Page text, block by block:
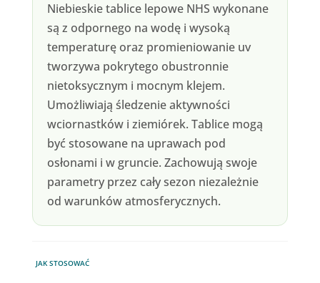
Niebieskie tablice lepowe NHS wykonane
są z odpornego na wodę i wysoką
temperaturę oraz promieniowanie uv
tworzywa pokrytego obustronnie
nietoksycznym i mocnym klejem.
Umożliwiają śledzenie aktywności
wciornastków i ziemiórek. Tablice mogą
być stosowane na uprawach pod
osłonami i w gruncie. Zachowują swoje
parametry przez cały sezon niezależnie
od warunków atmosferycznych.
JAK STOSOWAĆ